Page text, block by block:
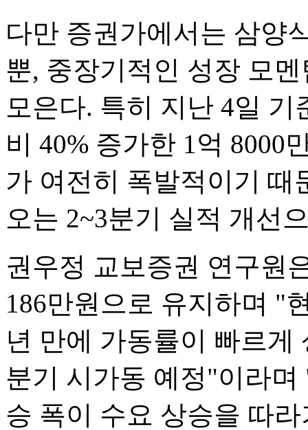
다만 증권가에서는 삼양
뿐, 중장기적인 성장 모
모은다. 특히 지난 4일
비 40% 증가한 1억 8000
가 여전히 폭발적이기 때
오는 2~3분기 실적 개선
권우정 교보증권 연구원
186만원으로 유지하며 "
년 만에 가동률이 빠르게
분기 시가동 예정"이라
승 폭이 수요 상승을 따